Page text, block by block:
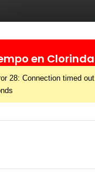
en Clorinda
28: Connection timed